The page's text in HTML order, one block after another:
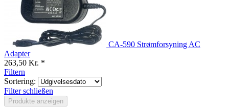
CA-590 Strømforsyning AC
Adapter
263,50 Kr. *
Filtern
Sortering:
Filter schließen
Produkte anzeigen